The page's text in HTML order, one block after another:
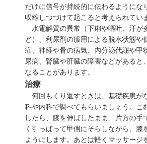
だけに信号が持続的に伝わるようにな
収縮しつづけて起こると考えられてい
水電解質の異常（下痢や嘔吐、汗が
ど）、利尿剤の服用による脱水状態や
症、神経や骨の病気、内分泌代謝や甲
尿病、腎臓や肝臓の障害などがあると
なることがあります。
治療
何回もくり返すときは、基礎疾患が
科や内科で調べてもらいましょう。こ
したら、膝を伸ばしたまま、片方の手
く引っぱって甲側にそらしながら、膝
ようにします。あとは軽くマッサージ